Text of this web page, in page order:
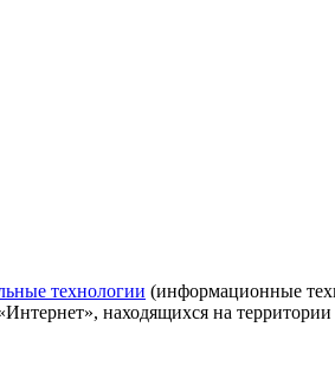
технологии (информационные
находящихся на